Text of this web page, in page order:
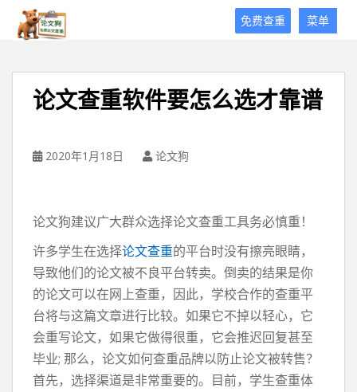
菜单
免费查重
论文查重软件要怎么选才靠谱
2020年1月18日 论文狗
论文狗建议广大群众选择论文查重工具务必慎重！
许多学生在选择论文查重的平台时没有擦亮眼睛，
导致他们的论文被不良平台转卖。倒卖的结果是你
的论文可以在网上查重，因此，学校合作的查重平
台将与这篇文章进行比较。如果它不掉以轻心，它
会重写论文，如果它做得很重，它会推迟回复甚至
毕业; 那么，论文如何查重品牌以防止论文被转售？
首先，选择渠道是非常重要的。目前，学生查重体